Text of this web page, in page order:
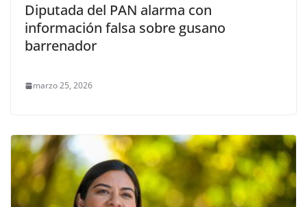
Diputada del PAN alarma con
información falsa sobre gusano
barrenador
marzo 25, 2026